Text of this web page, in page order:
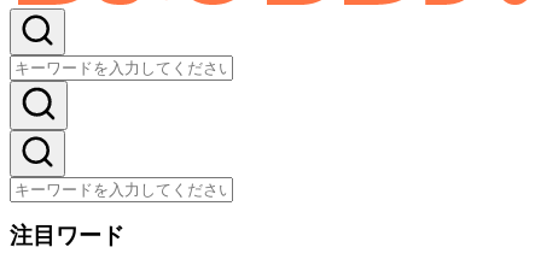
注目ワード